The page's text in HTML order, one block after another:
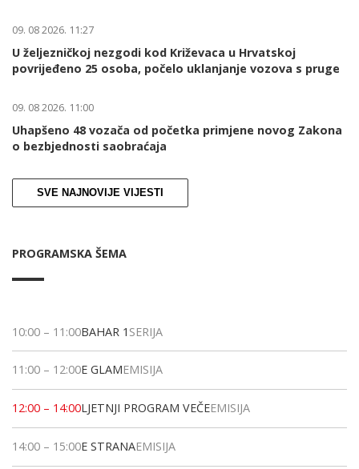
09. 08 2026. 11:27
U željezničkoj nezgodi kod Križevaca u Hrvatskoj
povrijeđeno 25 osoba, počelo uklanjanje vozova s pruge
09. 08 2026. 11:00
Uhapšeno 48 vozača od početka primjene novog Zakona
o bezbjednosti saobraćaja
SVE NAJNOVIJE VIJESTI
PROGRAMSKA ŠEMA
10:00 – 11:00BAHAR 1 SERIJA
11:00 – 12:00E GLAMEMISIJA
12:00 – 14:00LJETNJI PROGRAM VEČEEMISIJA
14:00 – 15:00E STRANAEMISIJA